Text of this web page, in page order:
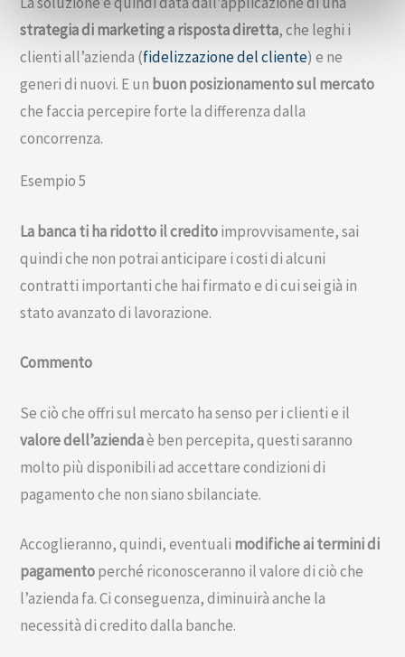
strategia di marketing a risposta diretta, che leghi i
clienti all’azienda (fidelizzazione del cliente) e ne
generi di nuovi. E un buon posizionamento sul mercato
che faccia percepire forte la differenza dalla
concorrenza.
Esempio 5
La banca ti ha ridotto il creditoimprovvisamente, sai
quindi che non potrai anticipare i costi di alcuni
contratti importanti che hai firmato e di cui sei già in
stato avanzato di lavorazione.
Commento
Se ciò che offri sul mercato ha senso per i clienti e il
valore dell’aziendaè ben percepita, questi saranno
molto più disponibili ad accettare condizioni di
pagamento che non siano sbilanciate.
Accoglieranno, quindi, eventuali modifiche ai termini di
pagamentoperché riconosceranno il valore di ciò che
l’azienda fa. Ci conseguenza, diminuirà anche la
necessità di credito dalla banche.